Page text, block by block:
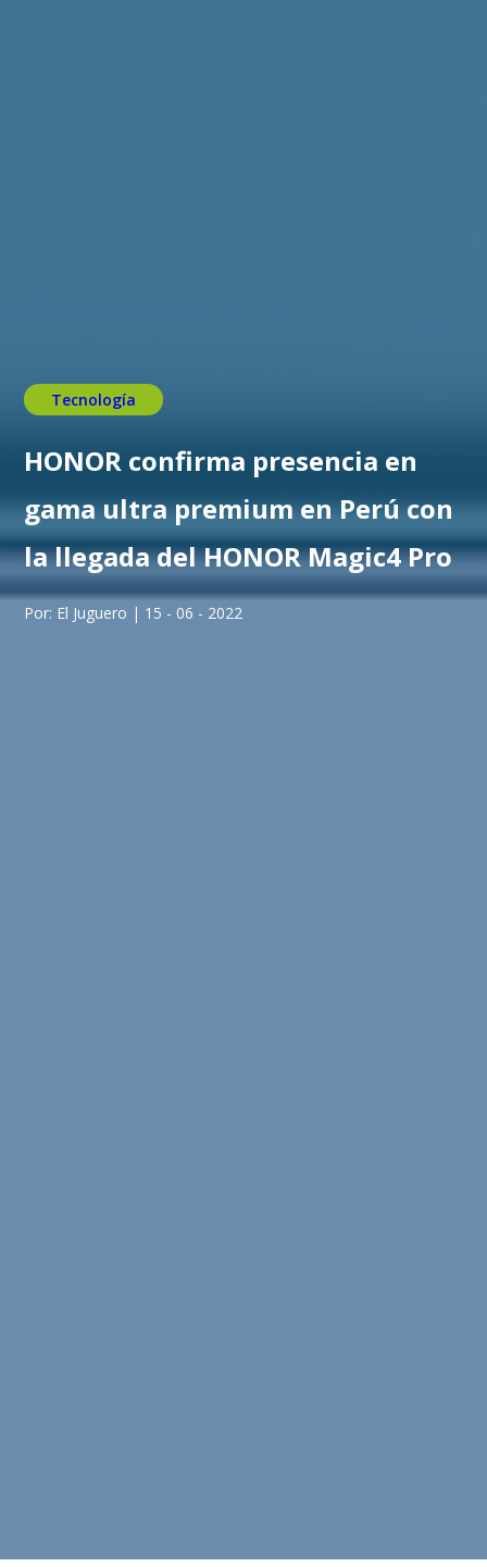
Tecnología
HONOR confirma presencia en
gama ultra premium en Perú con
la llegada del HONOR Magic4 Pro
Por: El Juguero | 15 - 06 - 2022